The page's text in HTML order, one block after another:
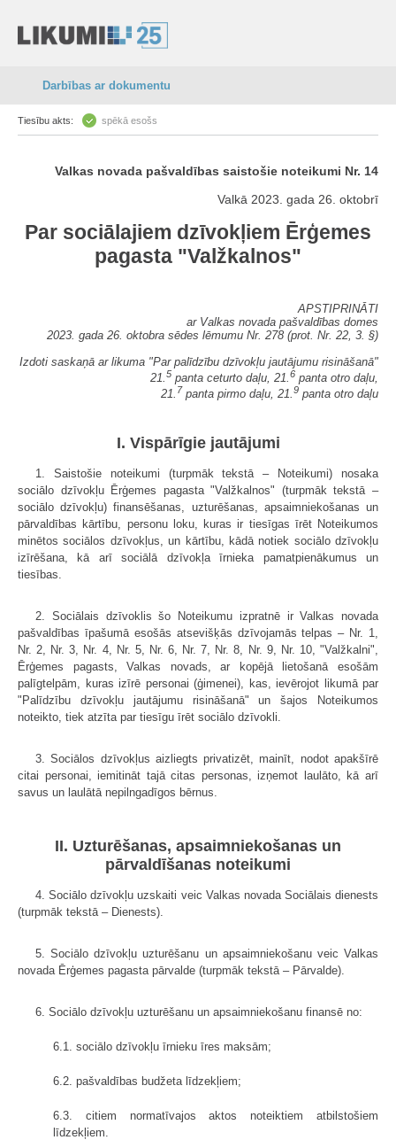
Darbības ar dokumentu
Tiesību akts: spēkā esošs
Valkas novada pašvaldības saistošie noteikumi Nr. 14
Valkā 2023. gada 26. oktobrī
Par sociālajiem dzīvokļiem Ērģemes
pagasta "Valžkalnos"
APSTIPRINĀTI
ar Valkas novada pašvaldības domes
2023. gada 26. oktobra sēdes lēmumu Nr. 278 (prot. Nr. 22, 3. §)
Izdoti saskaņā ar likuma "Par palīdzību dzīvokļu jautājumu risināšanā"
21.5 panta ceturto daļu, 21.6 panta otro daļu,
21. 7 panta pirmo daļu, 21.9 panta otro daļu
I. Vispārīgie jautājumi
1. Saistošie noteikumi (turpmāk tekstā – Noteikumi) nosaka
sociālo dzīvokļu Ērģemes pagasta "Valžkalnos" (turpmāk tekstā –
sociālo dzīvokļu) finansēšanas, uzturēšanas, apsaimniekošanas un
pārvaldības kārtību, personu loku, kuras ir tiesīgas īrēt Noteikumos
minētos sociālos dzīvokļus, un kārtību, kādā notiek sociālo dzīvokļu
izīrēšana, kā arī sociālā dzīvokļa īrnieka pamatpienākumus un
tiesības.
2. Sociālais dzīvoklis šo Noteikumu izpratnē ir Valkas novada
pašvaldības īpašumā esošās atsevišķās dzīvojamās telpas – Nr. 1,
Nr. 2, Nr. 3, Nr. 4, Nr. 5, Nr. 6, Nr. 7, Nr. 8, Nr. 9, Nr. 10, "Valžkalni",
Ērģemes pagasts, Valkas novads, ar kopējā lietošanā esošām
palīgtelpām, kuras izīrē personai (ģimenei), kas, ievērojot likumā par
"Palīdzību dzīvokļu jautājumu risināšanā" un šajos Noteikumos
noteikto, tiek atzīta par tiesīgu īrēt sociālo dzīvokli.
3. Sociālos dzīvokļus aizliegts privatizēt, mainīt, nodot apakšīrē
citai personai, iemitināt tajā citas personas, izņemot laulāto, kā arī
savus un laulātā nepilngadīgos bērnus.
II. Uzturēšanas, apsaimniekošanas un
pārvaldīšanas noteikumi
4. Sociālo dzīvokļu uzskaiti veic Valkas novada Sociālais dienests
(turpmāk tekstā – Dienests).
5. Sociālo dzīvokļu uzturēšanu un apsaimniekošanu veic Valkas
novada Ērģemes pagasta pārvalde (turpmāk tekstā – Pārvalde).
6. Sociālo dzīvokļu uzturēšanu un apsaimniekošanu finansē no:
6.1. sociālo dzīvokļu īrnieku īres maksām;
6.2. pašvaldības budžeta līdzekļiem;
6.3. citiem normatīvajos aktos noteiktiem atbilstošiem
līdzekļiem.